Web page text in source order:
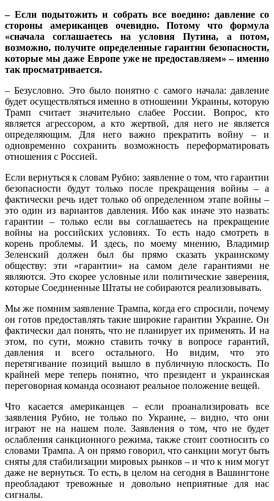
– Если подытожить и собрать все воедино: давление со
стороны американцев очевидно. Потому что формула
«сначала соглашаетесь на условия Путина, а потом,
возможно, получите определенные гарантии безопасности,
которые мы даже Европе уже не предоставляем» – именно
так просматривается.
– Безусловно. Это было понятно с самого начала: давление
будет осуществляться именно в отношении Украины, которую
Трамп считает значительно слабее России. Вопрос, кто
является агрессором, а кто жертвой, для него не является
определяющим. Для него важно прекратить войну – и
одновременно сохранить возможность переформатировать
отношения с Россией.
Если вернуться к словам Рубио: заявление о том, что гарантии
безопасности будут только после прекращения войны – а
фактически речь идет только об определенном этапе войны –
это один из вариантов давления. Ибо как иначе это назвать:
гарантии – только если вы соглашаетесь на прекращение
войны на российских условиях. То есть надо смотреть в
корень проблемы. И здесь, по моему мнению, Владимир
Зеленский должен был бы прямо сказать украинскому
обществу: эти «гарантии» на самом деле гарантиями не
являются. Это скорее условные или политические заверения,
которые Соединенные Штаты не собираются реализовывать.
Мы же помним заявление Трампа, когда его спросили, почему
он готов предоставлять такие широкие гарантии Украине. Он
фактически дал понять, что не планирует их применять. И на
этом, по сути, можно ставить точку в вопросе гарантий,
давления и всего остального. Но видим, что это
перетягивание позиций вышло в публичную плоскость. По
крайней мере теперь понятно, что президент и украинская
переговорная команда осознают реальное положение вещей.
Что касается американцев – если проанализировать все
заявления Рубио, не только по Украине, – видно, что они
играют не на нашем поле. Заявления о том, что не будет
ослабления санкционного режима, также стоит соотносить со
словами Трампа. А он прямо говорил, что санкции могут быть
сняты для стабилизации мировых рынков – и что к ним могут
даже не вернуться. То есть, в целом на сегодня в Вашингтоне
преобладают тревожные и довольно неприятные для нас
сигналы.